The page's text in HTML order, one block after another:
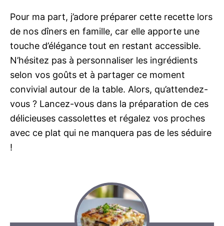
Pour ma part, j’adore préparer cette recette lors
de nos dîners en famille, car elle apporte une
touche d’élégance tout en restant accessible.
N’hésitez pas à personnaliser les ingrédients
selon vos goûts et à partager ce moment
convivial autour de la table. Alors, qu’attendez-
vous ? Lancez-vous dans la préparation de ces
délicieuses cassolettes et régalez vos proches
avec ce plat qui ne manquera pas de les séduire
!